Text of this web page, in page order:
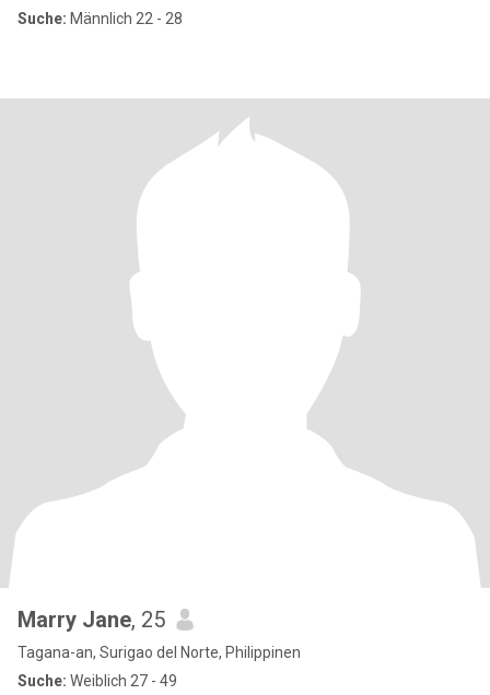
Suche: Männlich 22 - 28
Marry Jane, 25
Tagana-an, Surigao del Norte, Philippinen
Suche: Weiblich 27 - 49